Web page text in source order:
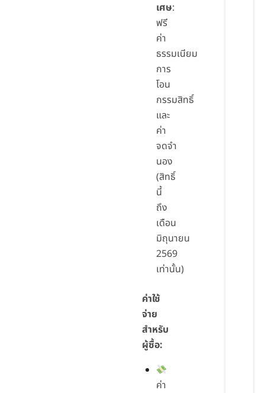
เศษ:
ฟรี
ค่า
ธรรมเนียม
การ
โอน
กรรมสิทธิ์
และ
ค่า
จดจำ
นอง
(สิทธิ์
นี้
ถึง
เดือน
มิถุนายน
2569
เท่านั้น)
ค่าใช้
จ่าย
สำหรับ
ผู้ซื้อ:
ค่า